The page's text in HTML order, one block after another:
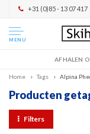
+31 (0)85 - 13 07 417
MENU
AFHALEN
Home Tags Alpina
Producten
Filters